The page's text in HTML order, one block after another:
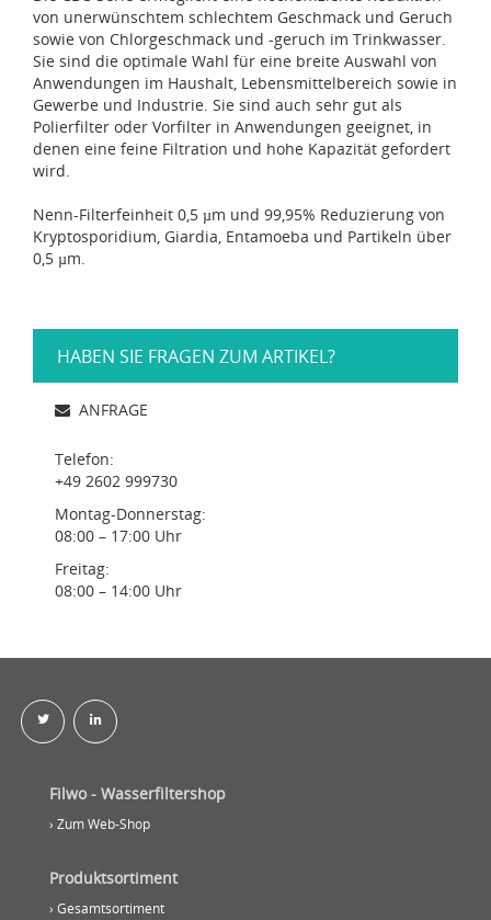
von unerwünschtem schlechtem Geschmack und Geruch
sowie von Chlorgeschmack und -geruch im Trinkwasser.
Sie sind die optimale Wahl für eine breite Auswahl von
Anwendungen im Haushalt, Lebensmittelbereich sowie in
Gewerbe und Industrie. Sie sind auch sehr gut als
Polierfilter oder Vorfilter in Anwendungen geeignet, in
denen eine feine Filtration und hohe Kapazität gefordert
wird.
Nenn-Filterfeinheit 0,5 µm und 99,95% Reduzierung von
Kryptosporidium, Giardia, Entamoeba und Partikeln über
0,5 µm.
HABEN SIE FRAGEN ZUM ARTIKEL?
ANFRAGE
Telefon:
+49 2602 999730
Montag-Donnerstag:
08:00 – 17:00 Uhr
Freitag:
08:00 – 14:00 Uhr
Filwo - Wasserfiltershop
› Zum Web-Shop
Produktsortiment
› Gesamtsortiment